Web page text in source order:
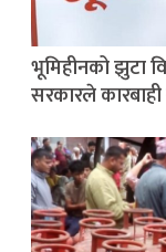
भूमिहीनको झुटा
सरकारले कारबाही